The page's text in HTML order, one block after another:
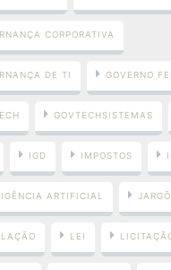
CORPORATIVA
DE TI GOVERNO
GOVTECHSISTEMAS
IGD IMPOSTOS
ARTIFICIAL
LEI